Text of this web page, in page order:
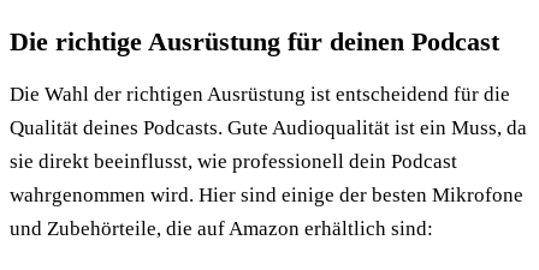
Die richtige Ausrüstung für deinen Podcast
Die Wahl der richtigen Ausrüstung ist entscheidend für die
Qualität deines Podcasts. Gute Audioqualität ist ein Muss, da
sie direkt beeinflusst, wie professionell dein Podcast
wahrgenommen wird. Hier sind einige der besten Mikrofone
und Zubehörteile, die auf Amazon erhältlich sind: